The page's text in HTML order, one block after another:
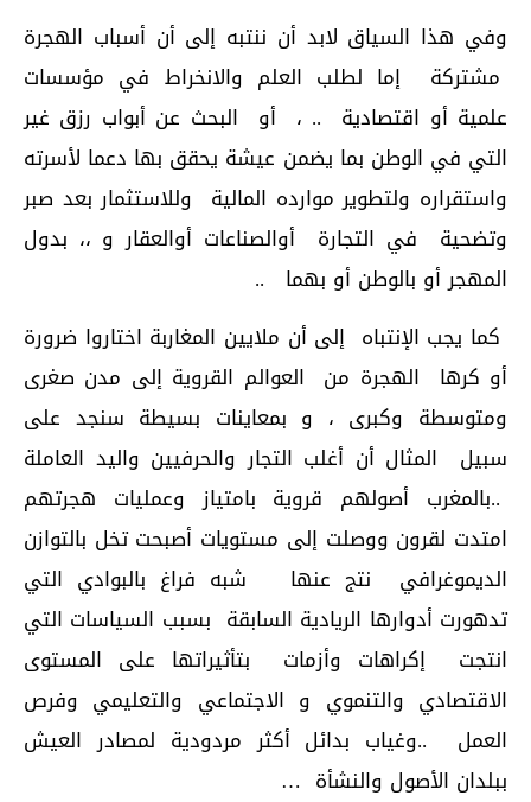
وفي هذا السياق لابد أن ننتبه إلى أن أسباب الهجرة
مشتركة إما لطلب العلم والانخراط في مؤسسات
علمية أو اقتصادية .. ، أو البحث عن أبواب رزق غير
التي في الوطن بما يضمن عيشة يحقق بها دعما لأسرته
واستقراره ولتطوير موارده المالية وللاستثمار بعد صبر
وتضحية في التجارة أوالصناعات أوالعقار و ،، بدول
المهجر أو بالوطن أو بهما ..
كما يجب الإنتباه إلى أن ملايين المغاربة اختاروا ضرورة
أو كرها الهجرة من العوالم القروية إلى مدن صغرى
ومتوسطة وكبرى ، و بمعاينات بسيطة سنجد على
سبيل المثال أن أغلب التجار والحرفيين واليد العاملة
..بالمغرب أصولهم قروية بامتياز وعمليات هجرتهم
امتدت لقرون ووصلت إلى مستويات أصبحت تخل بالتوازن
الديموغرافي نتج عنها شبه فراغ بالبوادي التي
تدهورت أدوارها الريادية السابقة بسبب السياسات التي
انتجت إكراهات وأزمات بتأثيراتها على المستوى
الاقتصادي والتنموي و الاجتماعي والتعليمي وفرص
العمل ..وغياب بدائل أكثر مردودية لمصادر العيش
ببلدان الأصول والنشأة …